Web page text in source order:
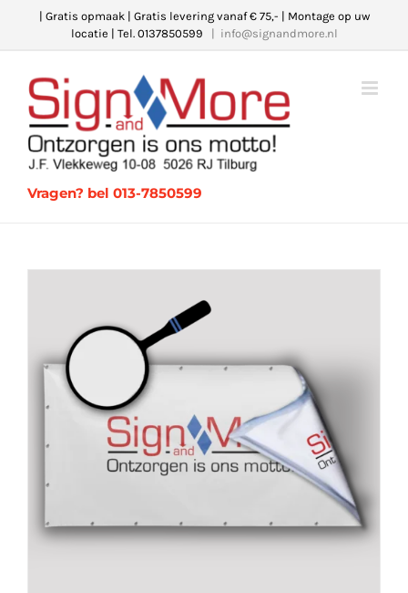
| Gratis opmaak | Gratis levering vanaf € 75,- | Montage op uw
locatie | Tel. 0137850599
info@signandmore.nl
Vragen? bel 013-7850599